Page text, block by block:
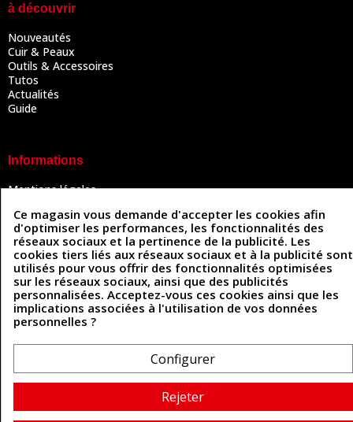
à découvrir
Nouveautés
Cuir & Peaux
Outils & Accessoires
Tutos
Actualités
Guide
Informations
Mentions légales
Politique de confidentialité
Politique des cookies
Contactez-nous
Coordonnées
493 Chemin de Catougnac
contact@cuirenstock.com
Cuirenstock © 2026 - Une création Quatrys 💙
Ce magasin vous demande d'accepter les cookies afin
d'optimiser les performances, les fonctionnalités des
réseaux sociaux et la pertinence de la publicité. Les
cookies tiers liés aux réseaux sociaux et à la publicité sont
utilisés pour vous offrir des fonctionnalités optimisées
sur les réseaux sociaux, ainsi que des publicités
personnalisées. Acceptez-vous ces cookies ainsi que les
implications associées à l'utilisation de vos données
personnelles ?
Configurer
Rejeter